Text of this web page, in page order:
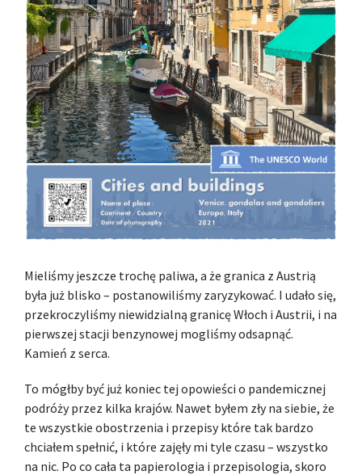
Mieliśmy jeszcze trochę paliwa, a że granica z Austrią
była już blisko – postanowiliśmy zaryzykować. I udało się,
przekroczyliśmy niewidzialną granicę Włoch i Austrii, i na
pierwszej stacji benzynowej mogliśmy odsapnąć.
Kamień z serca.
To mógłby być już koniec tej opowieści o pandemicznej
podróży przez kilka krajów. Nawet byłem zły na siebie, że
te wszystkie obostrzenia i przepisy które tak bardzo
chciałem spełnić, i które zajęły mi tyle czasu – wszystko
na nic. Po co cała ta papierologia i przepisologia, skoro